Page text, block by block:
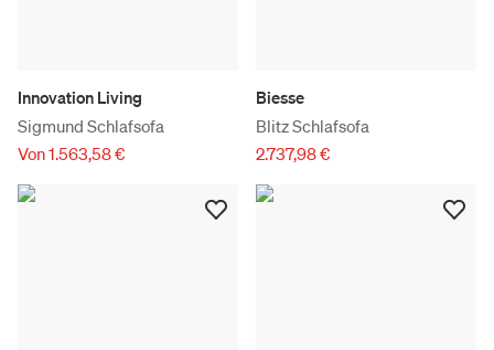
Innovation Living
Sigmund Schlafsofa
Von 1.563,58 €
Biesse
Blitz Schlafsofa
2.737,98 €